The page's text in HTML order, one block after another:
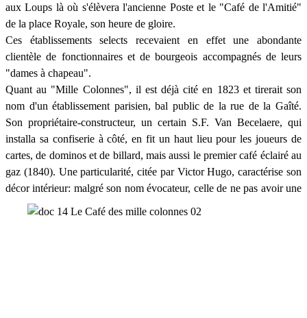
aux Loups là où s'élèvera l'ancienne Poste et le "Café de l'Amitié"
de la place Royale, son heure de gloire.
Ces établissements selects recevaient en effet une abondante
clientèle de fonctionnaires et de bourgeois accompagnés de leurs
"dames à chapeau".
Quant au "Mille Colonnes", il est déjà cité en 1823 et tirerait son
nom d'un établissement parisien, bal public de la rue de la Gaîté.
Son propriétaire-constructeur, un certain S.F. Van Becelaere, qui
installa sa confiserie à côté, en fit un haut lieu pour les joueurs de
cartes, de dominos et de billard, mais aussi le premier café éclairé au
gaz (1840). Une particularité, citée par Victor Hugo, caractérise son
décor intérieur: malgré son nom évocateur, celle de ne pas avoirune